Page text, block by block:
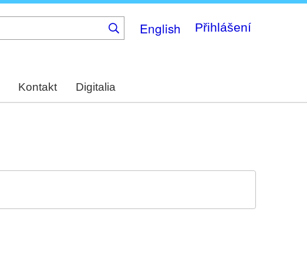
English Přihlášení
Kontakt Digitalia